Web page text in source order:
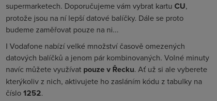
supermarketech. Doporučujeme vám vybrat kartu CU,
protože jsou na ní lepší datové balíčky. Dále se proto
budeme zaměřovat pouze na ni...
I Vodafone nabízí velké množství časově omezených
datových balíčků a jenom pár kombinovaných. Volné minuty
navíc můžete využívat pouze v Řecku. Ať už si ale vyberete
kterýkoliv z nich, aktivujete ho zasláním kódu z tabulky na
číslo1252.